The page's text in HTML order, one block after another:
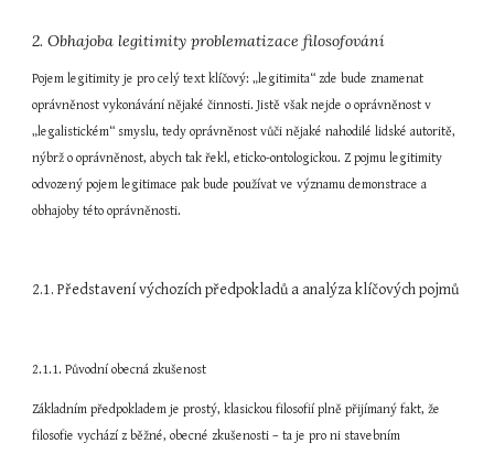
2. Obhajoba legitimity problematizace filosofování
Pojem legitimity je pro celý text klíčový: „legitimita“ zde bude znamenat
oprávněnost vykonávání nějaké činnosti. Jistě však nejde o oprávněnost v
„legalistickém“ smyslu, tedy oprávněnost vůči nějaké nahodilé lidské autoritě,
nýbrž o oprávněnost, abych tak řekl, eticko-ontologickou. Z pojmu legitimity
odvozený pojem legitimace pak bude používat ve významu demonstrace a
obhajoby této oprávněnosti.
2.1. Představení výchozích předpokladů a analýza klíčových pojmů
2.1.1. Původní obecná zkušenost
Základním předpokladem je prostý, klasickou filosofií plně přijímaný fakt, že
filosofie vychází z běžné, obecné zkušenosti – ta je pro ni stavebním